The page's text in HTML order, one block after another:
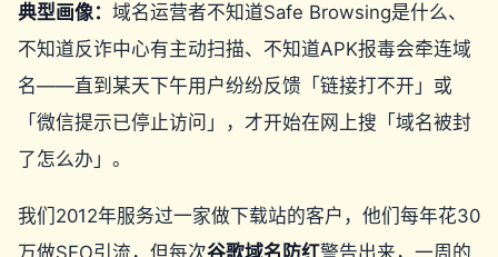
典型画像： 域名运营者不知道Safe Browsing是什么、
不知道反诈中心有主动扫描、不知道APK报毒会牵连域
名——直到某天下午用户纷纷反馈「链接打不开」或
「微信提示已停止访问」，才开始在网上搜「域名被封
了怎么办」。
我们2012年服务过一家做下载站的客户，他们每年花30
万做SEO引流，但每次谷歌域名防红警告出来，一周的